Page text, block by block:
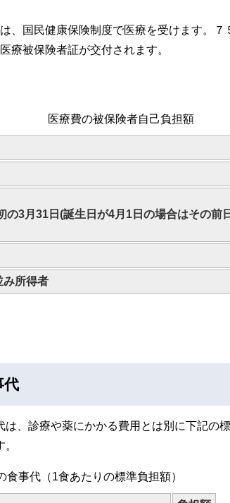
、国民健康保険制度で医療を受けます。
療被保険者証が交付されます。
医療費の被保険者自己負担額
の3月31日(誕生日が4月1日の場合はその前
み所得者
代
は、診療や薬にかかる費用とは別に下記の
食事代（1食あたりの標準負担額）